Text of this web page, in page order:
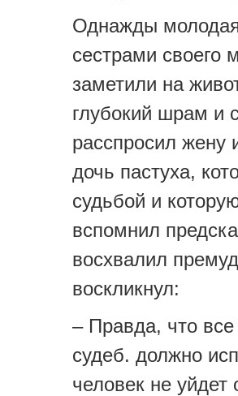
Однажды
сестрами
заметили на
глубокий шрам и
расспросил жену
дочь пастуха,
судьбой и
вспомнил
восхвалил
воскликнул:
– Правда, что все
судеб. должно
человек не